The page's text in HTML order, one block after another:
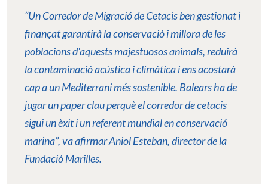
“Un Corredor de Migració de Cetacis ben gestionat i
finançat garantirà la conservació i millora de les
poblacions d'aquests majestuosos animals, reduirà
la contaminació acústica i climàtica i ens acostarà
cap a un Mediterrani més sostenible. Balears ha de
jugar un paper clau perquè el corredor de cetacis
sigui un èxit i un referent mundial en conservació
marina”, va afirmarAniolEsteban, director de la
FundacióMarilles.